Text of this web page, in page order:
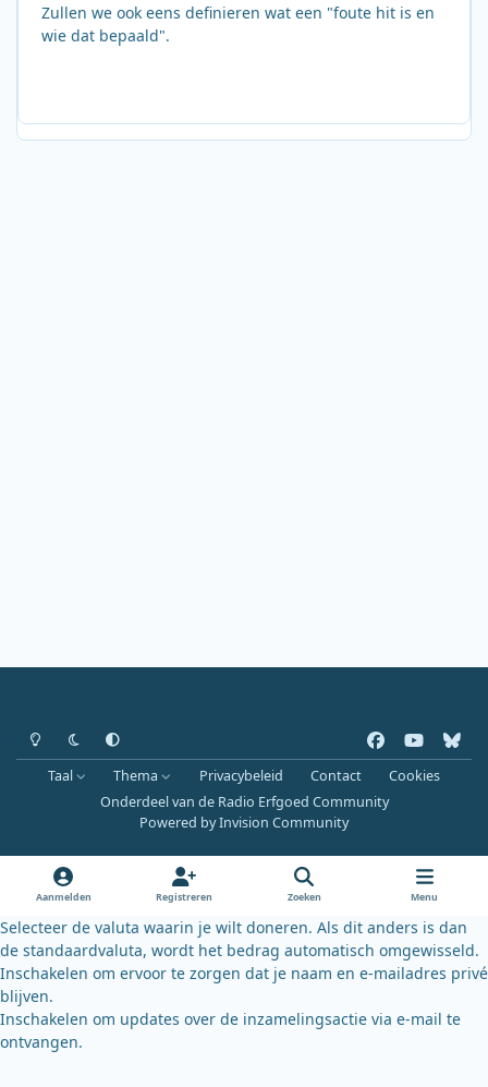
Zullen we ook eens definieren wat een "foute hit is en
wie dat bepaald".
Heldere modus
Donkere modus
Systeemvoorkeur
a
c
e
k
o
u
b
l
u
k
y
Taal Thema Privacybeleid Contact
Cookies
Onderdeel van de Radio Erfgoed Community
Powered byInvision Community
Aanmelden Registreren Zoeken Menu
Selecteer de valuta waarin je wilt doneren. Als dit anders is dan
de standaardvaluta, wordt het bedrag automatisch omgewisseld.
Inschakelen om ervoor te zorgen dat je naam en e-mailadres privé
blijven.
Inschakelen om updates over de inzamelingsactie via e-mail te
ontvangen.